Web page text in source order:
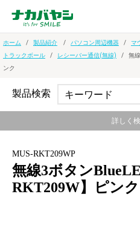
ホーム 製品紹介 パソコン周辺機器
マ
トラックボール
レシーバー通信(無線)
無
ンク
MUS-RKT209WP
無線3ボタン
RKT209W】ピンク
製品検索
詳しく